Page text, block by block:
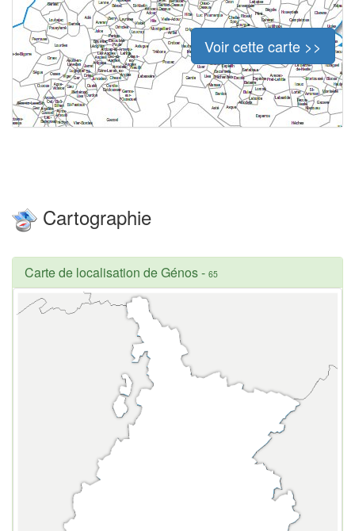
Voir cette carte >>
Cartographie
Carte de localisation de Génos- 65